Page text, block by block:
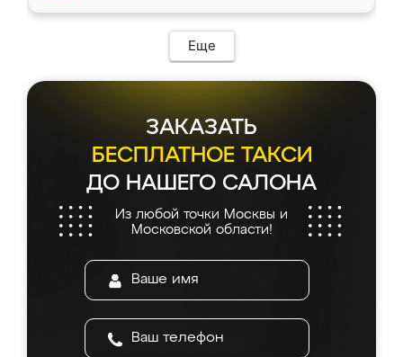
Еще
ЗАКАЗАТЬ
БЕСПЛАТНОЕ ТАКСИ
ДО НАШЕГО САЛОНА
Из любой точки Москвы и
Московской области!